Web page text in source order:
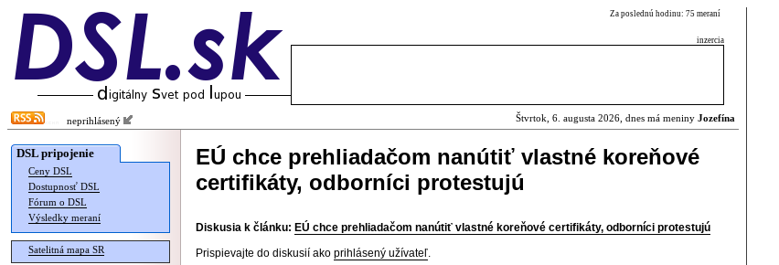
Za poslednú hodinu: 75 meraní
inzercia
neprihlásený Štvrtok, 6. augusta 2026, dnes má meniny Jozefína
DSL pripojenie
Ceny DSL
Dostupnosť DSL
Fórum o DSL
Výsledky meraní
Satelitná mapa SR
EÚ chce prehliadačom nanútiť vlastné koreňové
certifikáty, odborníci protestujú
Diskusia k článku: EÚ chce prehliadačom nanútiť vlastné koreňové certifikáty, odborníci protestujú
Prispievajte do diskusií ako prihlásený užívateľ.